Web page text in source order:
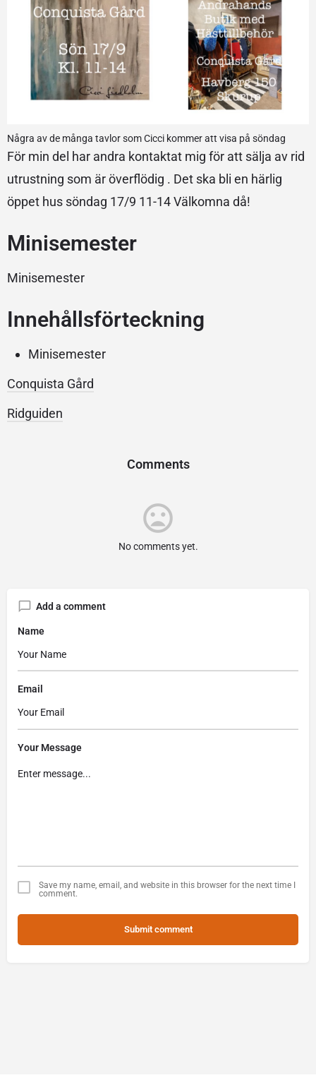
Några av de många tavlor som Cicci kommer att visa på söndag
För min del har andra kontaktat mig för att sälja av rid
utrustning som är överflödig . Det ska bli en härlig
öppet hus söndag 17/9 11-14 Välkomna då!
Minisemester
Minisemester
Innehållsförteckning
Minisemester
Conquista Gård
Ridguiden
Comments
No comments yet.
Add a comment
Name
Email
Your Message
Save my name, email, and website in this browser for the next time I
comment.
Submit comment